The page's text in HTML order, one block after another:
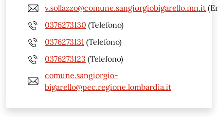
v.sollazzo@comune.sangiorgiobigarello.mn.it
0376273130 (Telefono)
0376273131 (Telefono)
0376273123 (Telefono)
comune.sangiorgio-
bigarello@pec.regione.lombardia.it